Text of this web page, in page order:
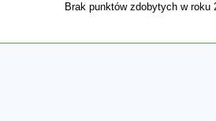
Brak punktów zdobytych w roku